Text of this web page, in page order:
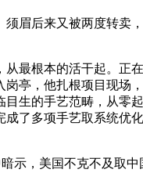
眉后来又被两度转卖
根本的活干起。正
亭，他扎根项目现场
生的手艺范畴，从零
了多项手艺取系统优
，美国不克不及取中